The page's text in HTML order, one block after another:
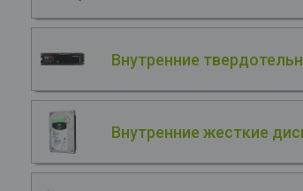
Внутренние
Внутренние жесткие